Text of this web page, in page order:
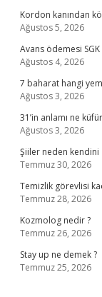
Kordon kanından
Ağustos 5, 2026
Avans ödemesi
Ağustos 4, 2026
7 baharat hangi
Ağustos 3, 2026
31’in anlamı ne
Ağustos 3, 2026
Şiiler neden kendini
Temmuz 30, 2026
Temizlik görevlisi
Temmuz 28, 2026
Kozmolog nedir ?
Temmuz 26, 2026
Stay up ne demek ?
Temmuz 25, 2026